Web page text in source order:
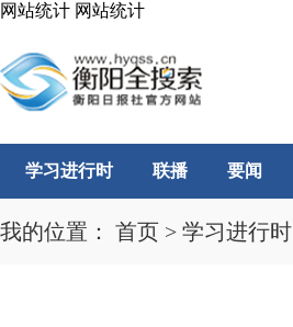
网站统计 网站统计
学习进行时 联播 要闻
我的位置： 首页 > 学习进行时